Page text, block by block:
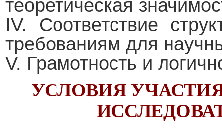
теоретическая
IV. Соответствие
требованиям для
V. Грамотность и
УСЛОВИЯ